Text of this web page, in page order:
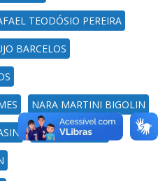
TEODÓSIO PEREIRA
BARCELOS
NARA MARTINI BIGOLIN
MARCIA HENKE